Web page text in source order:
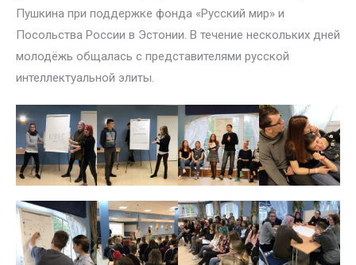
Пушкина при поддержке фонда «Русский мир» и
Посольства России в Эстонии. В течение нескольких дней
молодёжь общалась с представителями русской
интеллектуальной элиты.